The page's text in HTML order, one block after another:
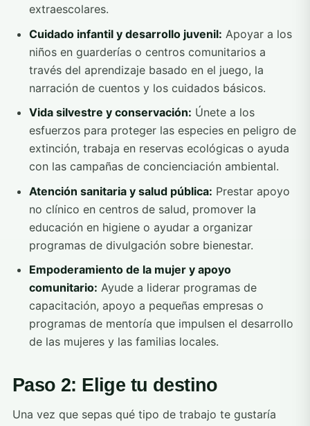
extraescolares.
Cuidado infantil y desarrollo juvenil: Apoyar a los
niños en guarderías o centros comunitarios a
través del aprendizaje basado en el juego, la
narración de cuentos y los cuidados básicos.
Vida silvestre y conservación: Únete a los
esfuerzos para proteger las especies en peligro de
extinción, trabaja en reservas ecológicas o ayuda
con las campañas de concienciación ambiental.
Atención sanitaria y salud pública: Prestar apoyo
no clínico en centros de salud, promover la
educación en higiene o ayudar a organizar
programas de divulgación sobre bienestar.
Empoderamiento de la mujer y apoyo
comunitario: Ayude a liderar programas de
capacitación, apoyo a pequeñas empresas o
programas de mentoría que impulsen el desarrollo
de las mujeres y las familias locales.
Paso 2: Elige tu destino
Una vez que sepas qué tipo de trabajo te gustaría